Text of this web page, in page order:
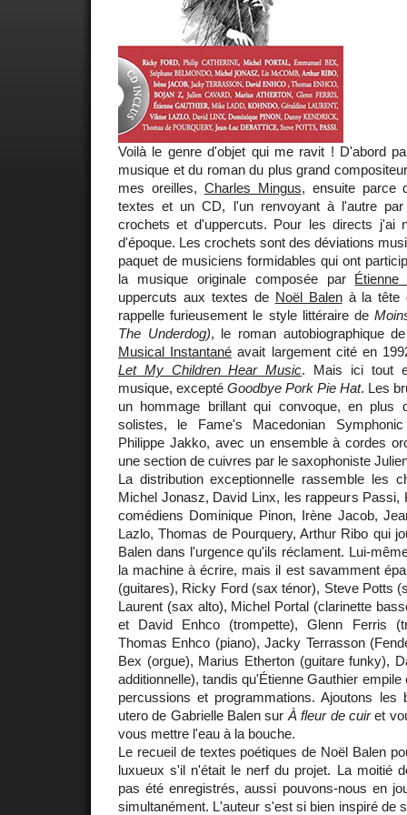
Voilà le genre d'objet qui me ravit ! D'abord
musique et du roman du plus grand
mes oreilles, Charles Mingus, ensuite parce
textes et un CD, l'un renvoyant à l'autre
crochets et d'uppercuts. Pour les directs j'ai
d'époque. Les crochets sont des déviations
paquet de musiciens formidables qui ont
la musique originale composée par Étienne
uppercuts aux textes de Noël Balenà la tête
rappelle furieusement le style littéraire de
The Underdog), le roman autobiographique
Musical Instantané avait largement cité en
Let My Children Hear Music. Mais ici tout
musique, excepté Goodbye Pork Pie Hat. Les
un hommage brillant qui convoque, en plus
solistes, le Fame's Macedonian
Philippe Jakko, avec un ensemble à cordes
une section de cuivres par le saxophoniste
La distribution exceptionnelle rassemble les
Michel Jonasz, David Linx, les rappeurs Passi,
comédiens Dominique Pinon, Irène Jacob,
Lazlo, Thomas de Pourquery, Arthur Ribo qui
Balen dans l'urgence qu'ils réclament. Lui-
la machine à écrire, mais il est savamment
(guitares), Ricky Ford (sax ténor), Steve Potts
Laurent (sax alto), Michel Portal (clarinette
et David Enhco (trompette), Glenn Ferris
Thomas Enhco (piano), Jacky Terrasson
Bex (orgue), Marius Etherton (guitare funky),
additionnelle), tandis qu'Étienne Gauthier
percussions et programmations. Ajoutons
utero de Gabrielle Balen sur À fleur de cuiret
vous mettre l'eau à la bouche.
Le recueil de textes poétiques de Noël Balen
luxueux s'il n'était le nerf du projet. La moitié
pas été enregistrés, aussi pouvons-nous en
simultanément. L'auteur s'est si bien inspiré de